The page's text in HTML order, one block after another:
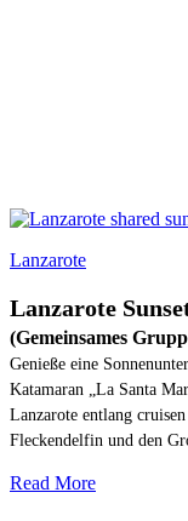
Lanzarote
Lanzarote
(Gemeinsames
Genieße eine
Katamaran „La Santa
Lanzarote entlang
Fleckendelfin und den
Read More